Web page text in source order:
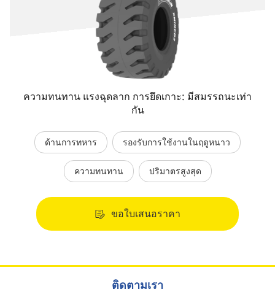
ความทนทาน แรงฉุดลาก การยึดเกาะ: มีสมรรถนะเท่า
กัน
ด้านการทหาร รองรับการใช้งานในฤดูหนาว
ความทนทาน ปริมาตรสูงสุด
ขอใบเสนอราคา
ติดตามเรา